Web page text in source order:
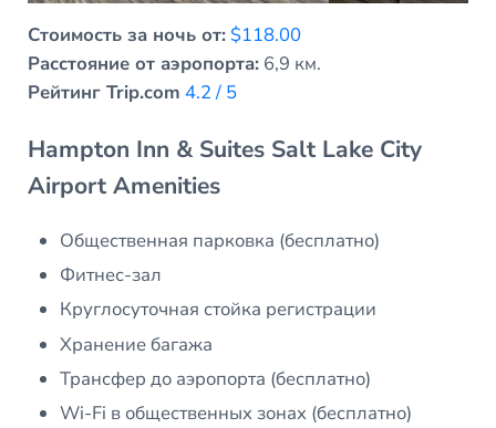
Стоимость за ночь от: $118.00
Расстояние от аэропорта:6,9 км.
Рейтинг Trip.com 4.2 / 5
Hampton Inn & Suites Salt Lake City
Airport Amenities
Общественная парковка (бесплатно)
Фитнес-зал
Круглосуточная стойка регистрации
Хранение багажа
Трансфер до аэропорта (бесплатно)
Wi-Fi в общественных зонах (бесплатно)